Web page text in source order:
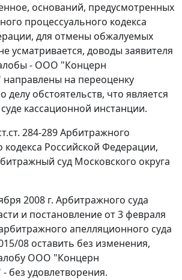
оснований, предусмотренных
процессуального кодекса
для отмены обжалуемых
усматривается, доводы заявителя
- ООО "Концерн
на переоценку
делу обстоятельств, что является
кассационной инстанции.
284-289Арбитражного
кодекса Российской Федерации,
суд Московского округа
2008 г. Арбитражного суда
и постановление от 3 февраля
апелляционного суда
08 оставить без изменения,
ООО "Концерн
без удовлетворения.